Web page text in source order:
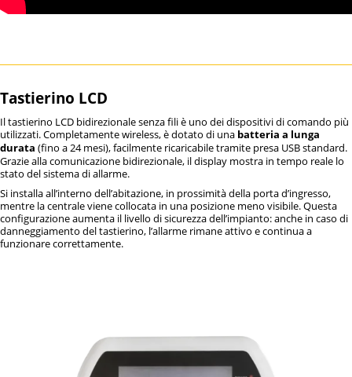
Tastierino LCD
Il tastierino LCD bidirezionale senza fili è uno dei dispositivi di comando più
utilizzati. Completamente wireless, è dotato di una batteria a lunga
durata (fino a 24 mesi), facilmente ricaricabile tramite presa USB standard.
Grazie alla comunicazione bidirezionale, il display mostra in tempo reale lo
stato del sistema di allarme.
Si installa all’interno dell’abitazione, in prossimità della porta d’ingresso,
mentre la centrale viene collocata in una posizione meno visibile. Questa
configurazione aumenta il livello di sicurezza dell’impianto: anche in caso di
danneggiamento del tastierino, l’allarme rimane attivo e continua a
funzionare correttamente.